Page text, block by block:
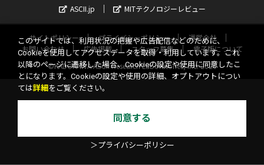
ASCII.jp
MITテクノロジーレビュー
サイトポリシー プライバシーポリシー
運営会社
お問い合わせ
広告掲載 スタッフ募集
電子版について
©KADOKAWA ASCII Research Laboratories, Inc. 2026
このサイトでは、利用状況の把握や広告配信などのために、
Cookieを使用してアクセスデータを取得・利用しています。これ
以降のページに遷移した場合、Cookieの設定や使用に同意したこ
とになります。Cookieの設定や使用の詳細、オプトアウトについ
ては詳細 をご覧ください。
同意する
＞プライバシーポリシー